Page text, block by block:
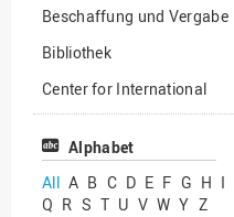
Beschaffung und Vergabe
Bibliothek
Center for International
Mobility
Center for International
Chancengerechtigkeit
Alphabet
All A B C D E F G H I
Q R S T U V W Y Z